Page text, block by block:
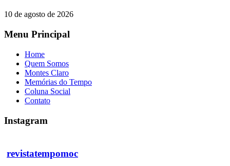
10 de agosto de 2026
Menu Principal
Home
Quem Somos
Montes Claro
Memórias do Tempo
Coluna Social
Contato
Instagram
revistatempomoc